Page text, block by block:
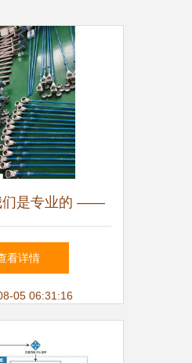
们是专业的 ——
科技技术服务新
动态
看详情
05 06:31:16